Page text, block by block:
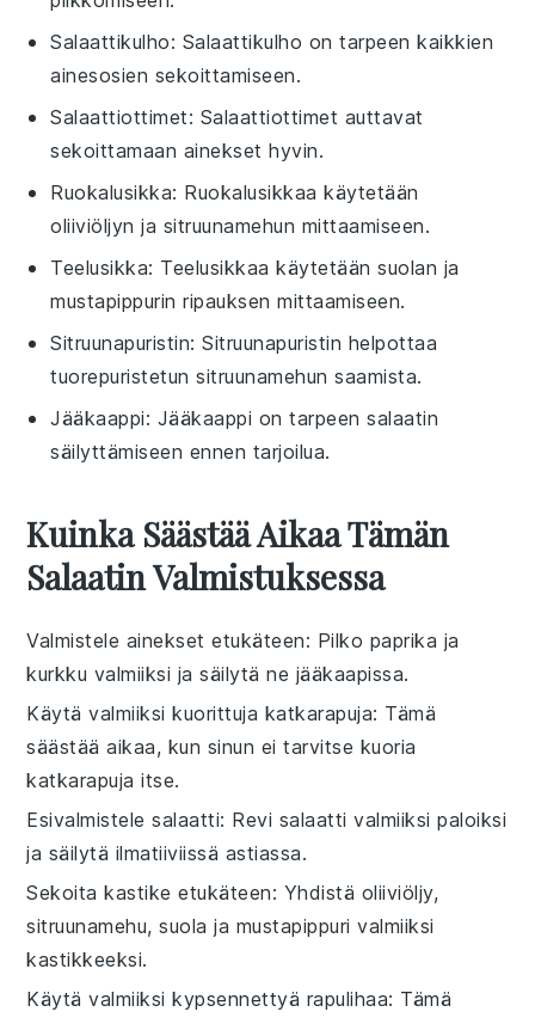
Salaattikulho: Salaattikulho on tarpeen kaikkien
ainesosien sekoittamiseen.
Salaattiottimet: Salaattiottimet auttavat
sekoittamaan ainekset hyvin.
Ruokalusikka: Ruokalusikkaa käytetään
oliiviöljyn ja sitruunamehun mittaamiseen.
Teelusikka: Teelusikkaa käytetään suolan ja
mustapippurin ripauksen mittaamiseen.
Sitruunapuristin: Sitruunapuristin helpottaa
tuorepuristetun sitruunamehun saamista.
Jääkaappi: Jääkaappi on tarpeen salaatin
säilyttämiseen ennen tarjoilua.
Kuinka Säästää Aikaa Tämän
Salaatin Valmistuksessa
Valmistele ainekset etukäteen: Pilko paprika ja
kurkku valmiiksi ja säilytä ne jääkaapissa.
Käytä valmiiksi kuorittuja katkarapuja: Tämä
säästää aikaa, kun sinun ei tarvitse kuoria
katkarapuja itse.
Esivalmistele salaatti: Revi salaatti valmiiksi paloiksi
ja säilytä ilmatiiviissä astiassa.
Sekoita kastike etukäteen: Yhdistä oliiviöljy,
sitruunamehu,suola ja mustapippuri valmiiksi
kastikkeeksi.
Käytä valmiiksi kypsennettyä rapulihaa: Tämä